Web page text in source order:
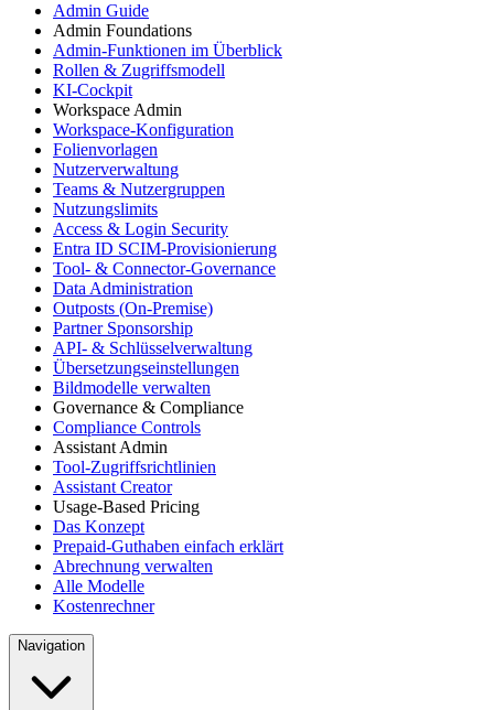
Admin Guide
Admin Foundations
Admin-Funktionen im Überblick
Rollen & Zugriffsmodell
KI-Cockpit
Workspace Admin
Workspace-Konfiguration
Folienvorlagen
Nutzerverwaltung
Teams & Nutzergruppen
Nutzungslimits
Access & Login Security
Entra ID SCIM-Provisionierung
Tool- & Connector-Governance
Data Administration
Outposts (On-Premise)
Partner Sponsorship
API- & Schlüsselverwaltung
Übersetzungseinstellungen
Bildmodelle verwalten
Governance & Compliance
Compliance Controls
Assistant Admin
Tool-Zugriffsrichtlinien
Assistant Creator
Usage-Based Pricing
Das Konzept
Prepaid-Guthaben einfach erklärt
Abrechnung verwalten
Alle Modelle
Kostenrechner
Navigation